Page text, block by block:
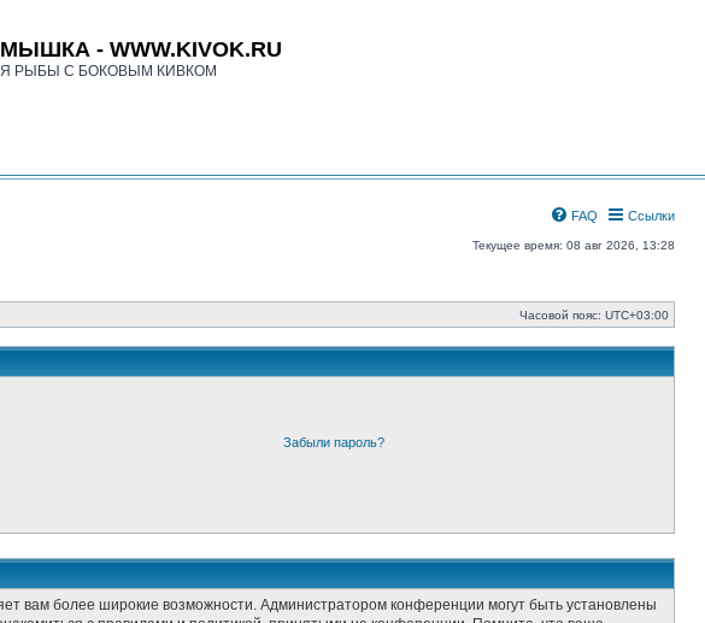
- WWW.KIVOK.RU
РЫБЫ С БОКОВЫМ КИВКОМ
Ссылки
FAQ
Текущее время: 08 авг 2026, 13:28
Часовой пояс: UTC+03:00
Забыли пароль?
вам более широкие возможности. Администратором конференции могут быть установлены